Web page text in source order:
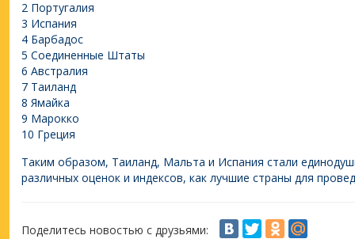
2 Португалия
3 Испания
4 Барбадос
5 Соединенные Штаты
6 Австралия
7 Таиланд
8 Ямайка
9 Марокко
10 Греция
Таким образом, Таиланд, Мальта и Испания стали
различных оценок и индексов, как лучшие страны для
Поделитесь новостью с друзьями: